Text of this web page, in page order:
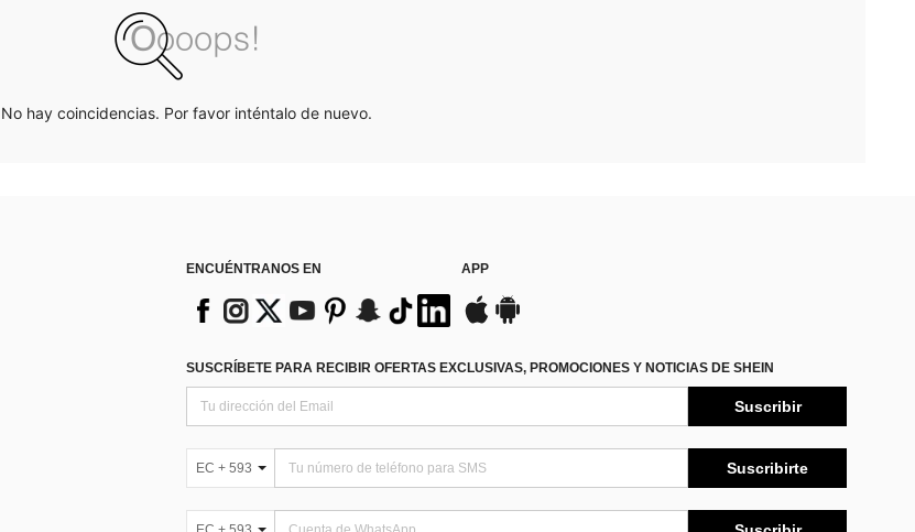
No hay coincidencias. Por favor inténtalo de nuevo.
ENCUÉNTRANOS EN APP
SUSCRÍBETE PARA RECIBIR OFERTAS EXCLUSIVAS, PROMOCIONES Y NOTICIAS DE SHEIN
Suscribir
EC + 593 Suscribirte